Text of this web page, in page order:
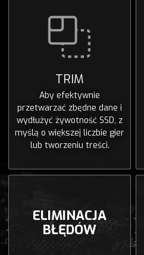
TRIM
Aby efektywnie
przetwarzać zbędne dane i
wydłużyć żywotność SSD, z
myślą o większej liczbie gier
lub tworzeniu treści.
ELIMINACJA
BŁĘDÓW